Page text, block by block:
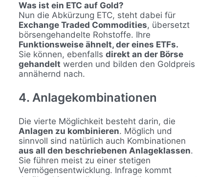
Was ist ein ETC auf Gold?
Nun die Abkürzung ETC, steht dabei für
Exchange Traded Commodities, übersetzt
börsengehandelte Rohstoffe. Ihre
Funktionsweise ähnelt, der eines ETFs.
Sie können, ebenfalls direkt an der Börse
gehandelt werden und bilden den Goldpreis
annähernd nach.
4. Anlagekombinationen
Die vierte Möglichkeit besteht darin, die
Anlagen zu kombinieren. Möglich und
sinnvoll sind natürlich auch Kombinationen
aus all den beschriebenen Anlageklassen.
Sie führen meist zu einer stetigen
Vermögensentwicklung. Infrage kommt